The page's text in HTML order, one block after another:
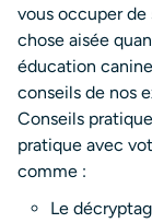
vous occuper de
chose aisée
éducation
conseils de nos
Conseils
pratique avec
comme :
Le